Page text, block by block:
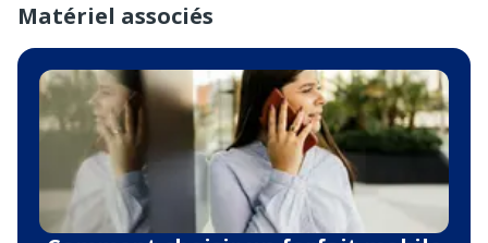
Matériel associés